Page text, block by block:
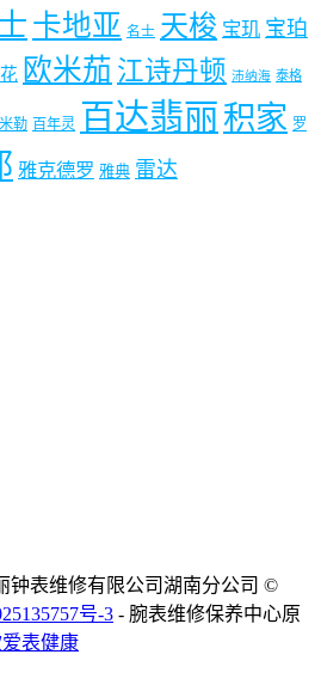
卡地亚 名士 天梭 宝玑 宝珀
欧米茄 江诗丹顿 沛纳海 泰格
勒 百年灵 百达翡丽 积家 罗
雅克德罗 雅典 雷达
钟表维修有限公司湖南分公司 ©
号-3 - 腕表维修保养中心原
表健康